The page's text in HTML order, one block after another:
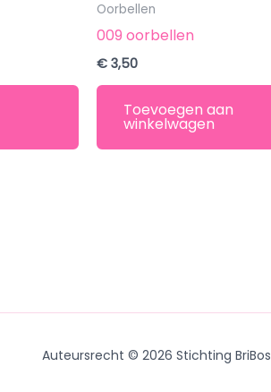
Oorbellen
009 oorbellen
€3,50
Toevoegen aan
winkelwagen
Auteursrecht © 2026 Stichting BriBos